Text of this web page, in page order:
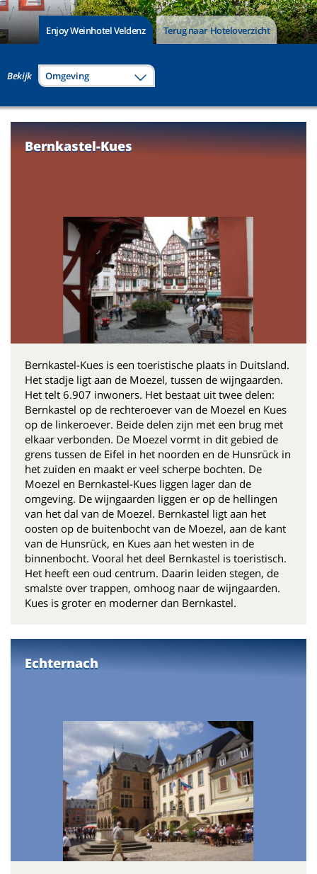
Enjoy Weinhotel Veldenz Terug naar Hoteloverzicht
Bekijk Omgeving
Bernkastel-Kues
Bernkastel-Kues is een toeristische plaats in Duitsland.
Het stadje ligt aan de Moezel, tussen de wijngaarden.
Het telt 6.907 inwoners. Het bestaat uit twee delen:
Bernkastel op de rechteroever van de Moezel en Kues
op de linkeroever. Beide delen zijn met een brug met
elkaar verbonden. De Moezel vormt in dit gebied de
grens tussen de Eifel in het noorden en de Hunsrück in
het zuiden en maakt er veel scherpe bochten. De
Moezel en Bernkastel-Kues liggen lager dan de
omgeving. De wijngaarden liggen er op de hellingen
van het dal van de Moezel. Bernkastel ligt aan het
oosten op de buitenbocht van de Moezel, aan de kant
van de Hunsrück, en Kues aan het westen in de
binnenbocht. Vooral het deel Bernkastel is toeristisch.
Het heeft een oud centrum. Daarin leiden stegen, de
smalste over trappen, omhoog naar de wijngaarden.
Kues is groter en moderner dan Bernkastel.
Echternach